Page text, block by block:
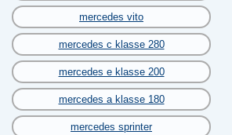
mercedes vito
mercedes c klasse 280
mercedes e klasse 200
mercedes a klasse 180
mercedes sprinter